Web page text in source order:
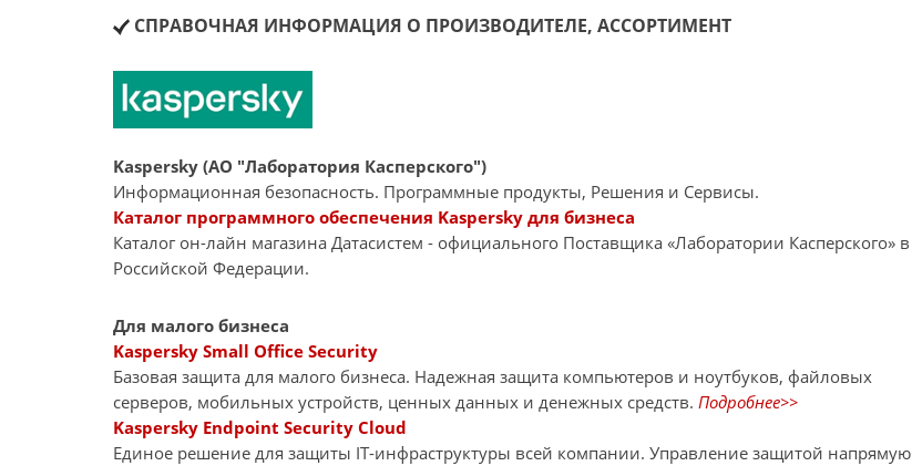
СПРАВОЧНАЯ ИНФОРМАЦИЯ О ПРОИЗВОДИТЕЛЕ, АССОРТИМЕНТ
Kaspersky (АО "Лаборатория Касперского")
Информационная безопасность. Программные продукты, Решения и Сервисы.
Каталог программного обеспечения Kaspersky для бизнеса
Каталог он-лайн магазина Датасиcтем - официального Поставщика «Лаборатории Касперского» в
Российской Федерации.
Для малого бизнеса
Kaspersky Small Office Security
Базовая защита для малого бизнеса. Надежная защита компьютеров и ноутбуков, файловых
серверов, мобильных устройств, ценных данных и денежных средств. Подробнее>>
Kaspersky Endpoint Security Cloud
Единое решение для защиты IT-инфраструктуры всей компании. Управление защитой напрямую